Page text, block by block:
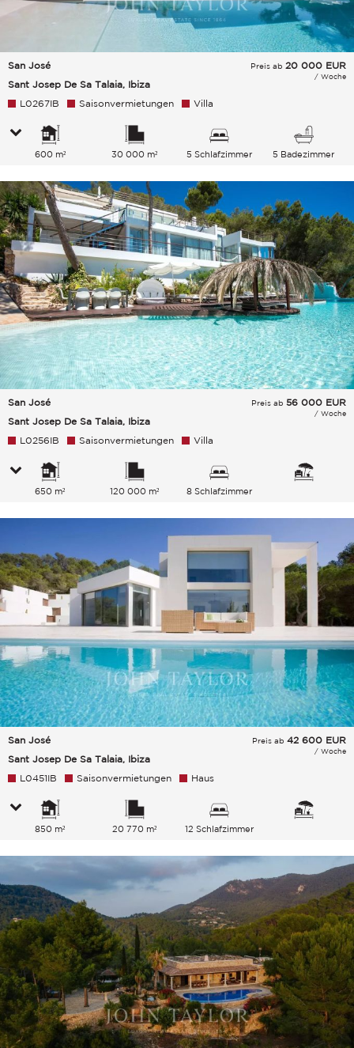
San José
Sant Josep De Sa Talaia, Ibiza
Preis ab 20 000 EUR
/ Woche
L0267IB Saisonvermietungen Villa
600 m² 30 000 m² 5 Schlafzimmer 5 Badezimmer
San José
Sant Josep De Sa Talaia, Ibiza
Preis ab 56 000 EUR
/ Woche
L0256IB Saisonvermietungen Villa
650 m² 120 000 m² 8 Schlafzimmer
San José
Sant Josep De Sa Talaia, Ibiza
Preis ab 42 600 EUR
/ Woche
L0451IB Saisonvermietungen Haus
850 m² 20 770 m² 12 Schlafzimmer